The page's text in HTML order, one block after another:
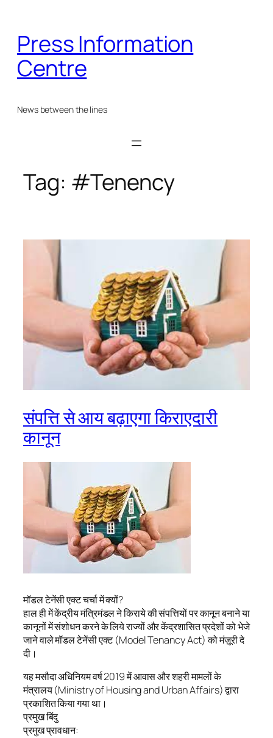
content
Press Information
Centre
News between the lines
Tag: #Tenency
संपत्ति से आय बढ़ाएगा किराएदारी
कानून
मॉडल टेनेंसी एक्ट चर्चा में क्यों?
हाल ही में केंद्रीय मंत्रिमंडल ने किराये की संपत्तियों पर कानून बनाने या
कानूनों में संशोधन करने के लिये राज्यों और केंद्रशासित प्रदेशों को भेजे
जाने वाले मॉडल टेनेंसी एक्ट (Model Tenancy Act) को मंज़ूरी दे
दी।
यह मसौदा अधिनियम वर्ष 2019 में आवास और शहरी मामलों के
मंत्रालय (Ministry of Housing and Urban Affairs) द्वारा
प्रकाशित किया गया था।
प्रमुख बिंदु
प्रमुख प्रावधान: